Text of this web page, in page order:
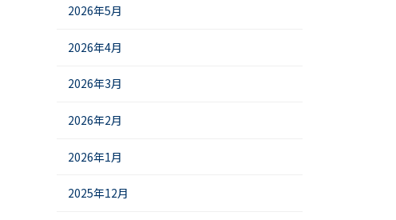
2026年5月
2026年4月
2026年3月
2026年2月
2026年1月
2025年12月